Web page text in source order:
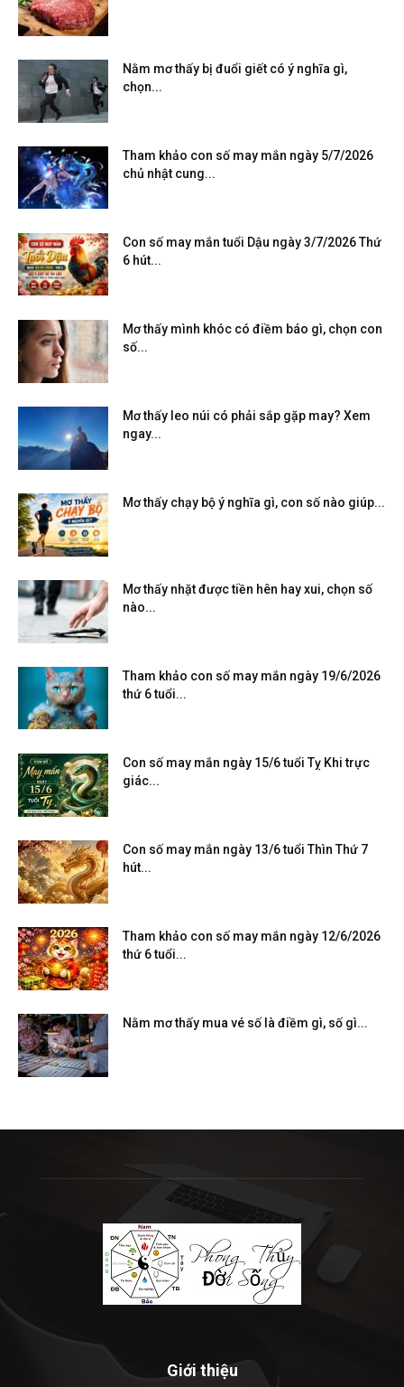
Nằm mơ thấy bị đuổi giết có ý nghĩa gì,
chọn...
Tham khảo con số may mắn ngày 5/7/2026
chủ nhật cung...
Con số may mắn tuổi Dậu ngày 3/7/2026 Thứ
6 hút...
Mơ thấy mình khóc có điềm báo gì, chọn con
số...
Mơ thấy leo núi có phải sắp gặp may? Xem
ngay...
Mơ thấy chạy bộ ý nghĩa gì, con số nào giúp...
Mơ thấy nhặt được tiền hên hay xui, chọn số
nào...
Tham khảo con số may mắn ngày 19/6/2026
thứ 6 tuổi...
Con số may mắn ngày 15/6 tuổi Tỵ Khi trực
giác...
Con số may mắn ngày 13/6 tuổi Thìn Thứ 7
hút...
Tham khảo con số may mắn ngày 12/6/2026
thứ 6 tuổi...
Nằm mơ thấy mua vé số là điềm gì, số gì...
Giới thiệu